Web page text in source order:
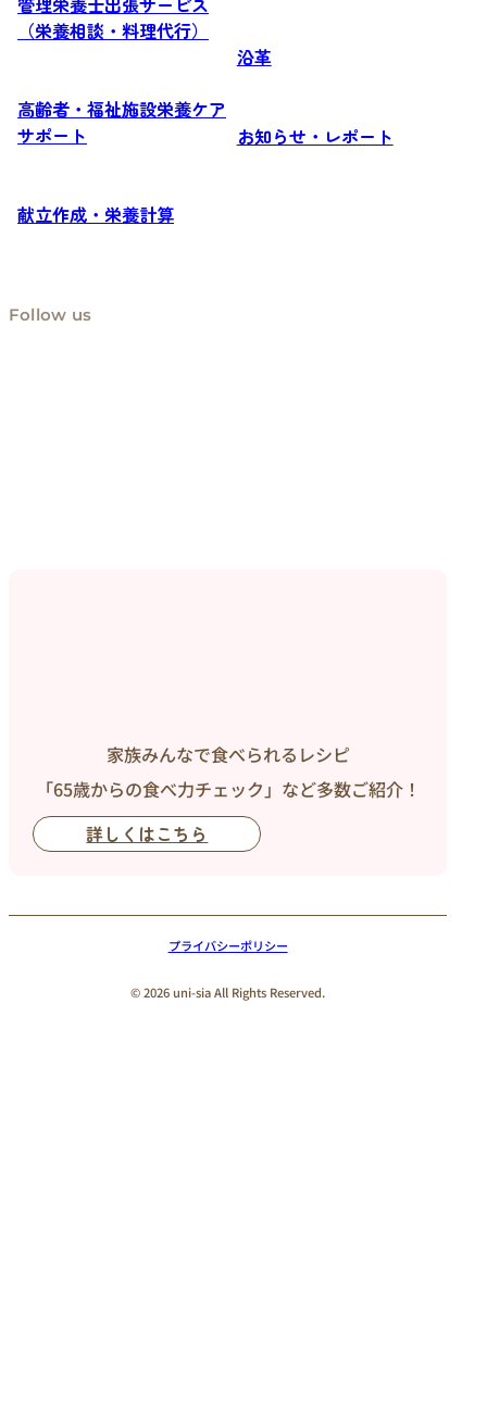
（栄養相談・料理代行）
高齢者・福祉施設栄養ケア
サポート
献立作成・栄養計算
沿革
お知らせ・レポート
Follow us
家族みんなで食べられるレシピ
「65歳からの食べ力チェック」など多数ご紹介！
詳しくはこちら
プライバシーポリシー
© 2026 uni-sia All Rights Reserved.